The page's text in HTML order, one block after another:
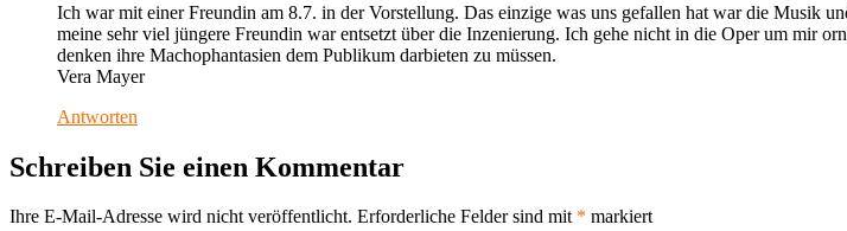
Ich war mit einer Freundin am 8.7. in der Vorstellung. Das einzige was uns gefallen hat war die Musik
meine sehr viel jüngere Freundin war entsetzt über die Inzenierung. Ich gehe nicht in die Oper um mir
denken ihre Machophantasien dem Publikum darbieten zu müssen.
Vera Mayer
Antworten
Schreiben Sie einen Kommentar
Ihre E-Mail-Adresse wird nicht veröffentlicht. Erforderliche Felder sind mit * markiert